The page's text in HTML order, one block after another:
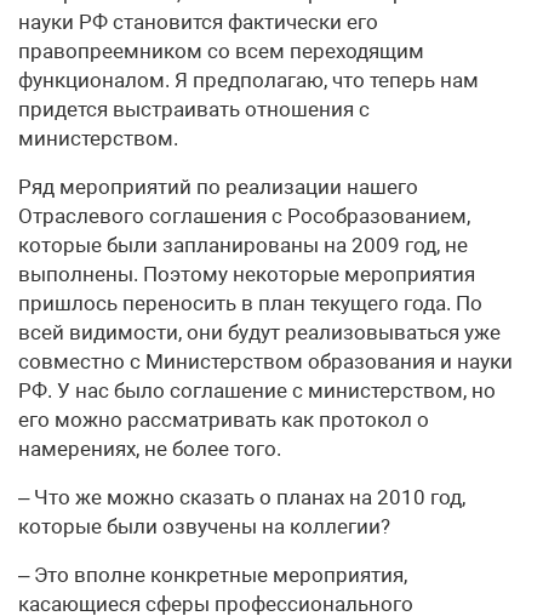
науки РФ становится фактически его
правопреемником со всем переходящим
функционалом. Я предполагаю, что теперь нам
придется выстраивать отношения с
министерством.
Ряд мероприятий по реализации нашего
Отраслевого соглашения с Рособразованием,
которые были запланированы на 2009 год, не
выполнены. Поэтому некоторые мероприятия
пришлось переносить в план текущего года. По
всей видимости, они будут реализовываться уже
совместно с Министерством образования и науки
РФ. У нас было соглашение с министерством, но
его можно рассматривать как протокол о
намерениях, не более того.
– Что же можно сказать о планах на 2010 год,
которые были озвучены на коллегии?
– Это вполне конкретные мероприятия,
касающиеся сферы профессионального